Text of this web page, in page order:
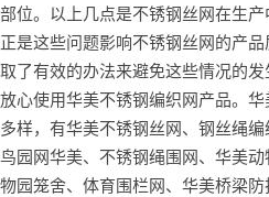
部位。以上几点是不锈钢丝网在生
正是这些问题影响不锈钢丝网的产
取了有效的办法来避免这些情况的
放心使用华美不锈钢编织网产品。
多样，有华美不锈钢丝网、钢丝绳
鸟园网华美、不锈钢绳围网、华美
物园笼舍、体育围栏网、华美桥梁